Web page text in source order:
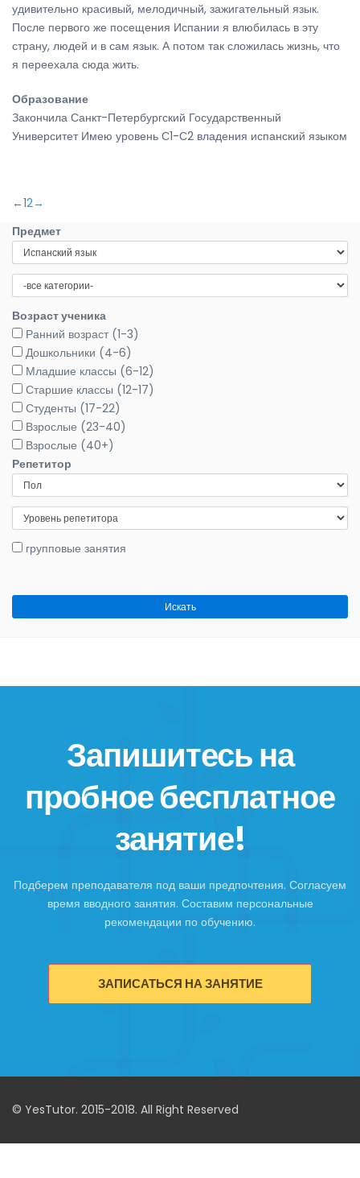
удивительно красивый, мелодичный, зажигательный язык.
После первого же посещения Испании я влюбилась в эту
страну, людей и в сам язык. А потом так сложилась жизнь, что
я переехала сюда жить.
Образование
Закончила Санкт-Петербургский Государственный
Университет Имею уровень С1-С2 владения испанский языком
←12→
Предмет
Возраст ученика
Ранний возраст (1-3)
Дошкольники (4-6)
Младшие классы (6-12)
Старшие классы (12-17)
Студенты (17-22)
Взрослые (23-40)
Взрослые (40+)
Репетитор
групповые занятия
Запишитесь на
пробное бесплатное
занятие!
Подберем преподавателя под ваши предпочтения. Согласуем
время вводного занятия. Составим персональные
рекомендации по обучению.
ЗАПИСАТЬСЯ НА ЗАНЯТИЕ
© YesTutor. 2015-2018. All Right Reserved